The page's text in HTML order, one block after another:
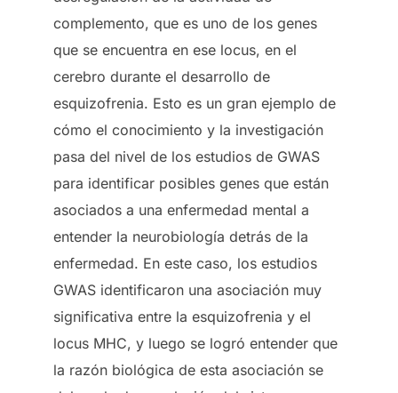
complemento, que es uno de los genes
que se encuentra en ese locus, en el
cerebro durante el desarrollo de
esquizofrenia. Esto es un gran ejemplo de
cómo el conocimiento y la investigación
pasa del nivel de los estudios de GWAS
para identificar posibles genes que están
asociados a una enfermedad mental a
entender la neurobiología detrás de la
enfermedad. En este caso, los estudios
GWAS identificaron una asociación muy
significativa entre la esquizofrenia y el
locus MHC, y luego se logró entender que
la razón biológica de esta asociación se